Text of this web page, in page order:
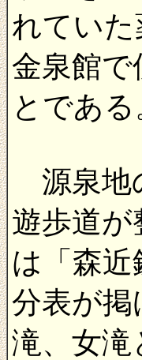
れてい
金泉館
とである
源泉地
遊歩道
は「森近
分表が
滝、女